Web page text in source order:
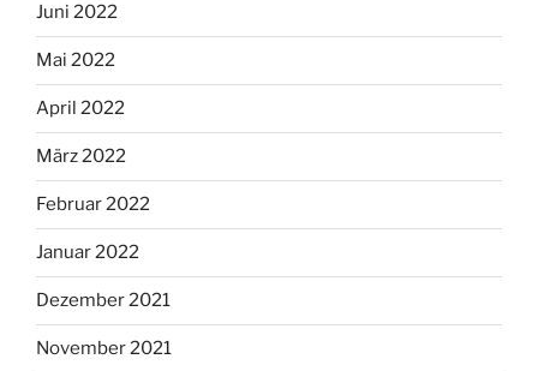
Juni 2022
Mai 2022
April 2022
März 2022
Februar 2022
Januar 2022
Dezember 2021
November 2021